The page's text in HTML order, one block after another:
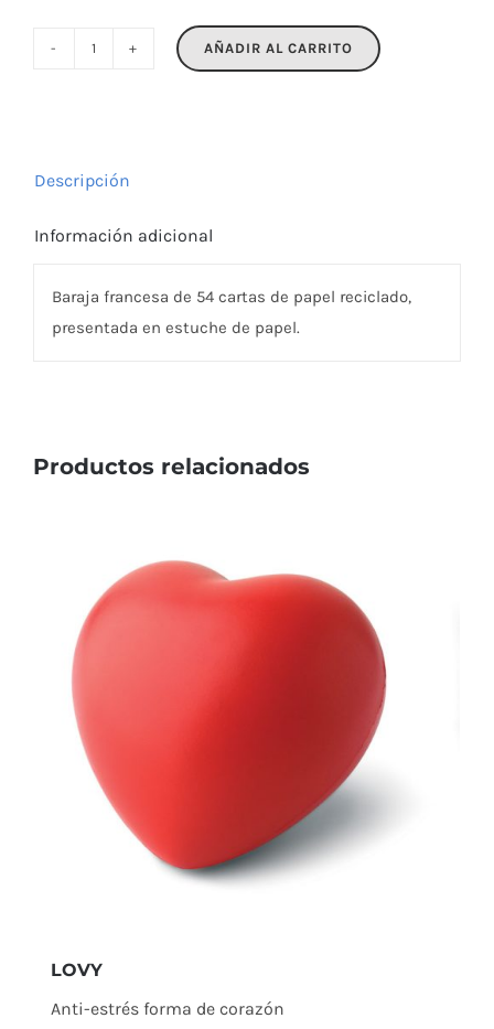
AÑADIR AL CARRITO
Descripción
Información adicional
Baraja francesa de 54 cartas de papel reciclado,
presentada en estuche de papel.
Productos relacionados
LOVY
Anti-estrés forma de corazón